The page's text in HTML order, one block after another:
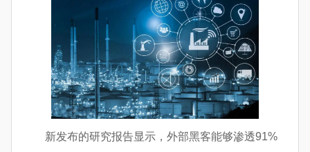
新发布的研究报告显示，外部黑客能够渗透91%